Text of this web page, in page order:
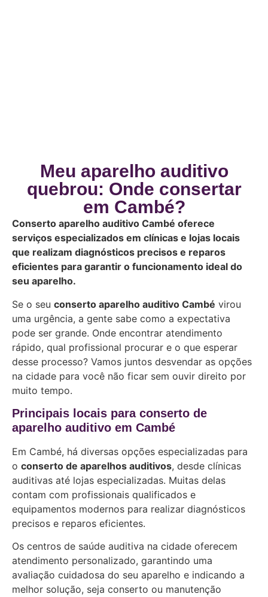
Meu aparelho auditivo
quebrou: Onde consertar
em Cambé?
Conserto aparelho auditivo Cambé oferece
serviços especializados em clínicas e lojas locais
que realizam diagnósticos precisos e reparos
eficientes para garantir o funcionamento ideal do
seu aparelho.
Se o seu conserto aparelho auditivo Cambé virou
uma urgência, a gente sabe como a expectativa
pode ser grande. Onde encontrar atendimento
rápido, qual profissional procurar e o que esperar
desse processo? Vamos juntos desvendar as opções
na cidade para você não ficar sem ouvir direito por
muito tempo.
Principais locais para conserto de
aparelho auditivo em Cambé
Em Cambé, há diversas opções especializadas para
o conserto de aparelhos auditivos, desde clínicas
auditivas até lojas especializadas. Muitas delas
contam com profissionais qualificados e
equipamentos modernos para realizar diagnósticos
precisos e reparos eficientes.
Os centros de saúde auditiva na cidade oferecem
atendimento personalizado, garantindo uma
avaliação cuidadosa do seu aparelho e indicando a
melhor solução, seja conserto ou manutenção